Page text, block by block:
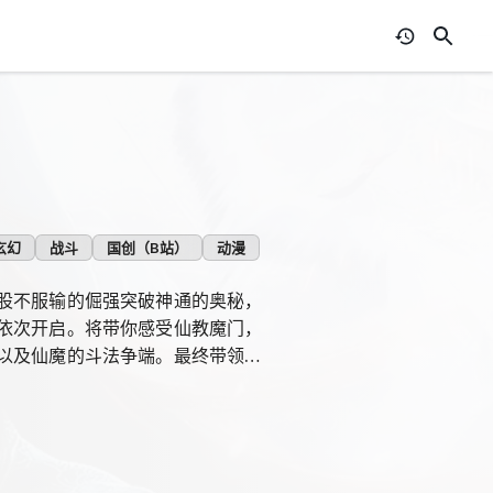
幻 战斗 国创（B站） 动漫
服输的倔强突破神通的奥秘，
开启。将带你感受仙教魔门，
及仙魔的斗法争端。最终带领你